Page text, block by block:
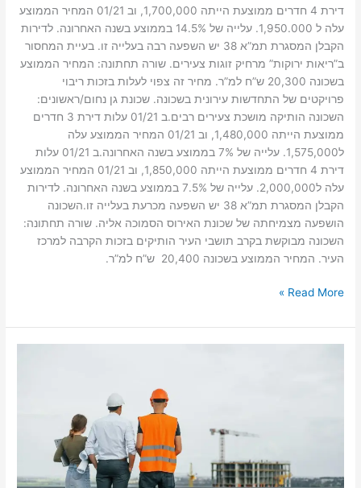
דירת 4 חדרים ממוצעת הייתה 1,700,000, וב 01/21 המחיר הממוצע
עלה ל 1,950.000. עלייה של 14.5% בממוצע בשנה האחרונה. לדירות
הקבלן המסגרת תמ”א 38 יש השפעה רבה בעלייה זו. בעיית המחסור
ב”ריאות ירוקות” מרחיק זוגות צעירים. שורה תחתונה: המחיר הממוצע
בשכונה 20,300 ש”ח למ”ר. מחיר זה צפוי לעלות בזכות ריבוי
פרויקטים של התחדשות עירונית בשכונה. שכונת גן נחום/ראשונים:
השכונה הותיקה מושכת צעירים רבים.ב 01/21 עלות דירת 3 חדרים
ממוצעת הייתה 1,480,000, וב 01/21 המחיר הממוצע עלה
ל1,575,000. עלייה של 7% בממוצע בשנה האחרונה.ב 01/21 עלות
דירת 4 חדרים ממוצעת הייתה 1,850,000, וב 01/21 המחיר הממוצע
עלה ל2,000,000. עלייה של 7.5% בממוצע בשנה האחרונה. לדירות
הקבלן המסגרת תמ”א 38 יש השפעה מכרעת בעלייה זו.השכונה
הושפעה מצמיחתה של שכונת האירוס הסמוכה אליה. שורה תחתונה:
השכונה מבוקשת בקרב תושבי העיר הותיקים בזכות הקרבה למרכז
העיר. המחיר הממוצע בשכונה 20,400 ש”ח למ”ר.
Read More »
שלכם